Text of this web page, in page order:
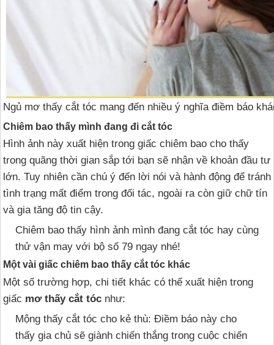
Ngủ mơ thấy cắt tóc mang đến nhiều ý nghĩa điềm báo
Chiêm bao thấy mình đang đi cắt tóc
Hình ảnh này xuất hiện trong giấc chiêm bao cho thấy
trong quãng thời gian sắp tới bạn sẽ nhận về khoản đầu tư
lớn. Tuy nhiên cần chú ý đến lời nói và hành động để tránh
tình trạng mất điểm trong đối tác, ngoài ra còn giữ chữ tín
và gia tăng độ tin cậy.
Chiêm bao thấy hình ảnh mình đang cắt tóc hay cùng
thử vận may với bộ số 79 ngay nhé!
Một vài giấc chiêm bao thấy cắt tóc khác
Một số trường hợp, chi tiết khác có thể xuất hiện trong
giấc mơ thấy cắt tóc như:
Mộng thấy cắt tóc cho kẻ thù: Điềm báo này cho
thấy gia chủ sẽ giành chiến thắng trong cuộc chiến